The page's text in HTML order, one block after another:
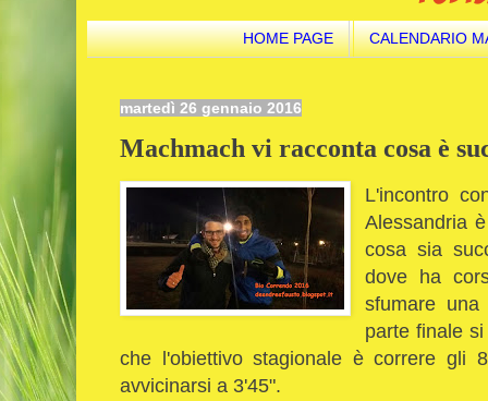
HOME PAGE CALENDARIO
martedì 26 gennaio 2016
Machmach vi racconta cosa è
L'incontro
Alessandria
cosa sia
dove ha
sfumare
parte finale
che l'obiettivo stagionale è correre gli
avvicinarsi a 3'45".